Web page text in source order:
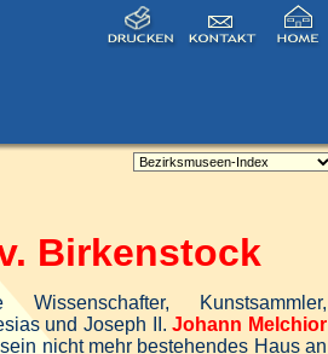
Birkenstock
Kunstsammler,
und Joseph II.Johann Melchior
nicht mehr bestehendes Haus an